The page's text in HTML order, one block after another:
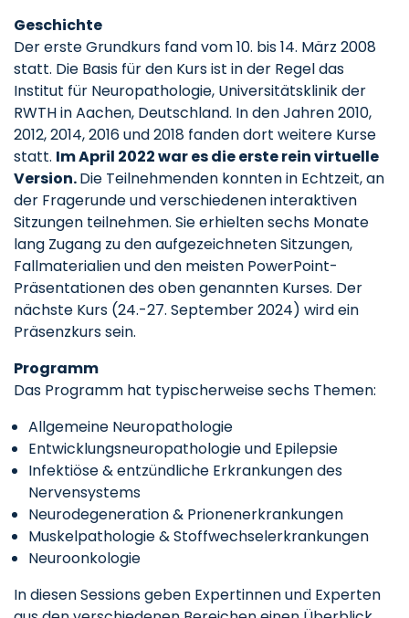
Geschichte
Der erste Grundkurs fand vom 10. bis 14. März 2008
statt. Die Basis für den Kurs ist in der Regel das
Institut für Neuropathologie, Universitätsklinik der
RWTH in Aachen, Deutschland. In den Jahren 2010,
2012, 2014, 2016 und 2018 fanden dort weitere Kurse
statt. Im April 2022 war es die erste rein virtuelle
Version.Die Teilnehmenden konnten in Echtzeit, an
der Fragerunde und verschiedenen interaktiven
Sitzungen teilnehmen. Sie erhielten sechs Monate
lang Zugang zu den aufgezeichneten Sitzungen,
Fallmaterialien und den meisten PowerPoint-
Präsentationen des oben genannten Kurses. Der
nächste Kurs (24.-27. September 2024) wird ein
Präsenzkurs sein.
Programm
Das Programm hat typischerweise sechs Themen:
Allgemeine Neuropathologie
Entwicklungsneuropathologie und Epilepsie
Infektiöse & entzündliche Erkrankungen des
Nervensystems
Neurodegeneration & Prionenerkrankungen
Muskelpathologie & Stoffwechselerkrankungen
Neuroonkologie
In diesen Sessions geben Expertinnen und Experten